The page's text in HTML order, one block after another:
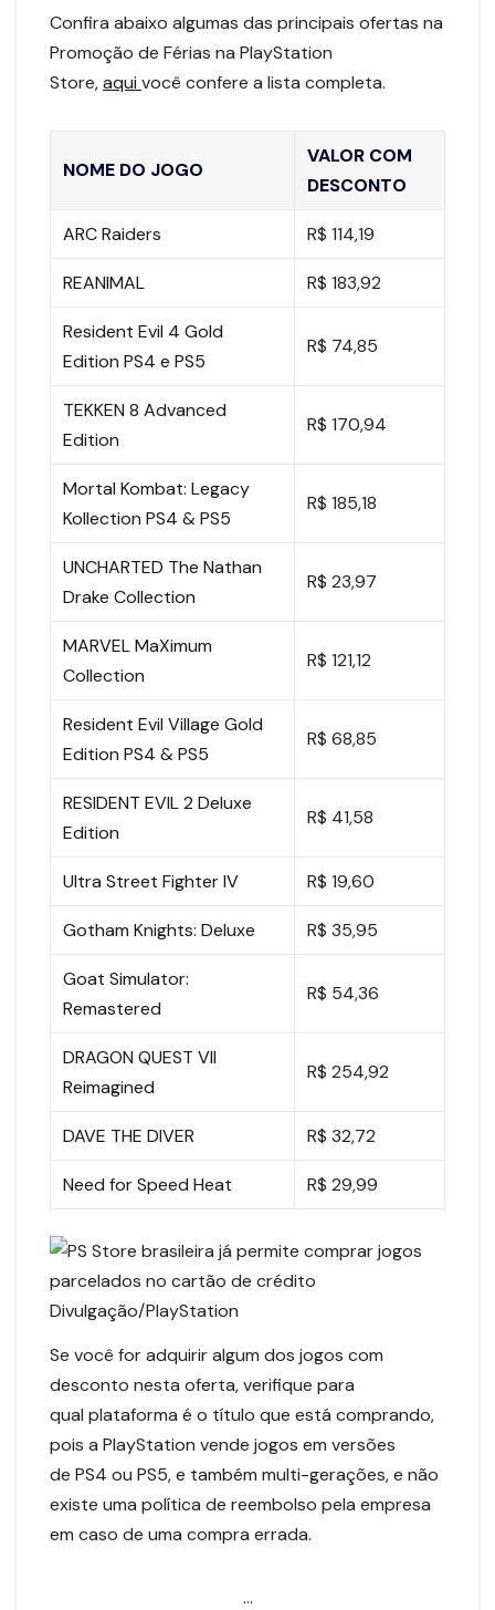
Confira abaixo algumas das principais ofertas na
Promoção de Férias na PlayStation
Store,aqui você confere a lista completa.
NOME DO JOGO
VALOR COM
DESCONTO
ARC Raiders R$ 114,19
REANIMAL R$ 183,92
Resident Evil 4 Gold
Edition PS4 e PS5
R$ 74,85
TEKKEN 8 Advanced
Edition
R$ 170,94
Mortal Kombat: Legacy
Kollection PS4 & PS5
R$ 185,18
UNCHARTED The Nathan
Drake Collection
R$ 23,97
MARVEL MaXimum
Collection
R$ 121,12
Resident Evil Village Gold
Edition PS4 & PS5
R$ 68,85
RESIDENT EVIL 2 Deluxe
Edition
R$ 41,58
Ultra Street Fighter IV R$ 19,60
Gotham Knights: Deluxe R$ 35,95
Goat Simulator:
Remastered
R$ 54,36
DRAGON QUEST VII
Reimagined
R$ 254,92
DAVE THE DIVER R$ 32,72
Need for Speed Heat R$ 29,99
Divulgação/PlayStation
Se você for adquirir algum dos jogos com
desconto nesta oferta, verifique para
qual plataforma é o título que está comprando,
pois a PlayStation vende jogos em versões
de PS4 ou PS5, e também multi-gerações, e não
existe uma política de reembolso pela empresa
em caso de uma compra errada.
…